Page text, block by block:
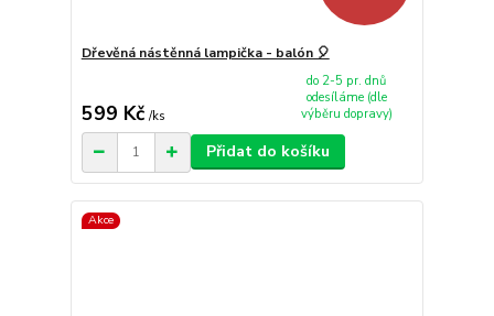
Dřevěná nástěnná lampička - balón 🎈
599 Kč /ks
do 2-5 pr. dnů
odesíláme (dle
výběru dopravy)
Přidat do košíku
Akce